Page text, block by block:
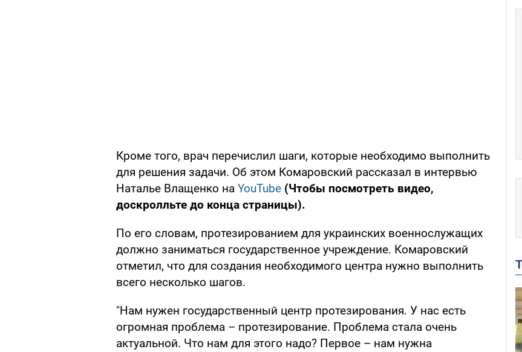
Кроме того, врач перечислил шаги, которые необходимо выполнить
для решения задачи. Об этом Комаровский рассказал в интервью
Наталье Влащенко на YouTube (Чтобы посмотреть видео,
доскролльте до конца страницы).
По его словам, протезированием для украинских военнослужащих
должно заниматься государственное учреждение. Комаровский
отметил, что для создания необходимого центра нужно выполнить
всего несколько шагов.
"Нам нужен государственный центр протезирования. У нас есть
огромная проблема – протезирование. Проблема стала очень
актуальной. Что нам для этого надо? Первое – нам нужна